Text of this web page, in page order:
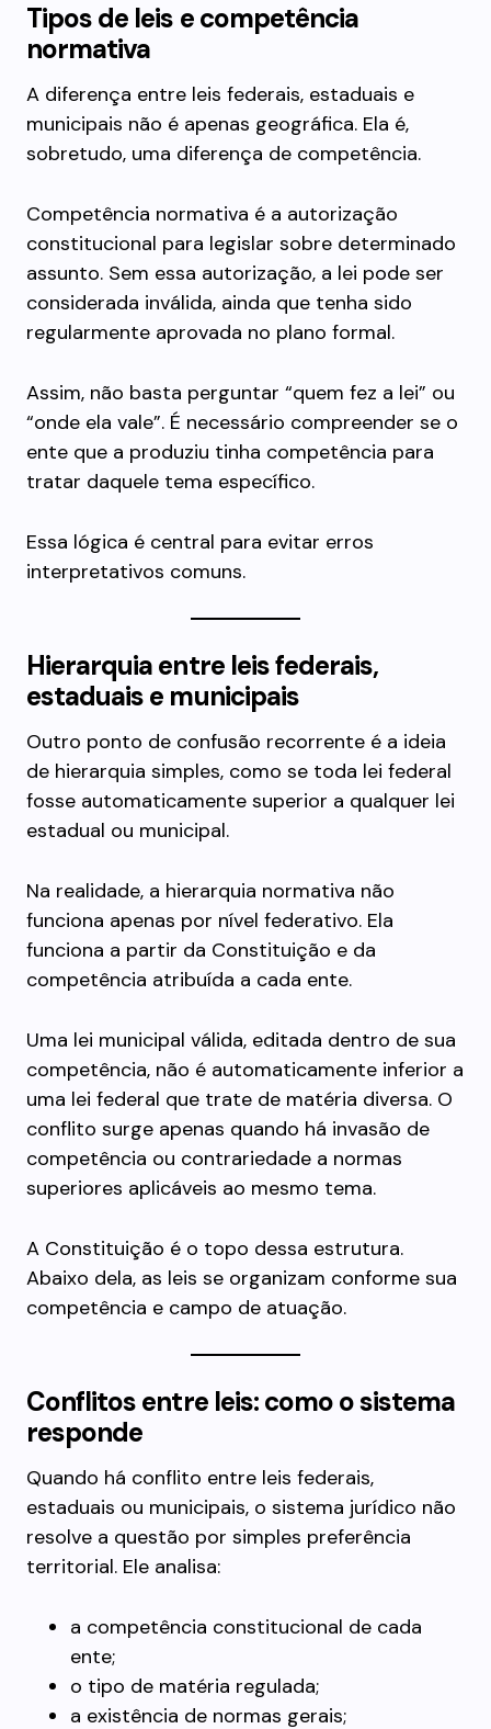
Tipos de leis e competência
normativa
A diferença entre leis federais, estaduais e
municipais não é apenas geográfica. Ela é,
sobretudo, uma diferença de competência.
Competência normativa é a autorização
constitucional para legislar sobre determinado
assunto. Sem essa autorização, a lei pode ser
considerada inválida, ainda que tenha sido
regularmente aprovada no plano formal.
Assim, não basta perguntar “quem fez a lei” ou
“onde ela vale”. É necessário compreender se o
ente que a produziu tinha competência para
tratar daquele tema específico.
Essa lógica é central para evitar erros
interpretativos comuns.
Hierarquia entre leis federais,
estaduais e municipais
Outro ponto de confusão recorrente é a ideia
de hierarquia simples, como se toda lei federal
fosse automaticamente superior a qualquer lei
estadual ou municipal.
Na realidade, a hierarquia normativa não
funciona apenas por nível federativo. Ela
funciona a partir da Constituição e da
competência atribuída a cada ente.
Uma lei municipal válida, editada dentro de sua
competência, não é automaticamente inferior a
uma lei federal que trate de matéria diversa. O
conflito surge apenas quando há invasão de
competência ou contrariedade a normas
superiores aplicáveis ao mesmo tema.
A Constituição é o topo dessa estrutura.
Abaixo dela, as leis se organizam conforme sua
competência e campo de atuação.
Conflitos entre leis: como o sistema
responde
Quando há conflito entre leis federais,
estaduais ou municipais, o sistema jurídico não
resolve a questão por simples preferência
territorial. Ele analisa:
a competência constitucional de cada
ente;
o tipo de matéria regulada;
a existência de normas gerais;